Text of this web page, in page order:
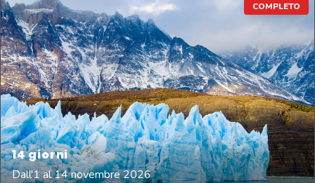
COMPLETO
14giorni
Dall'1 al 14 novembre 2026